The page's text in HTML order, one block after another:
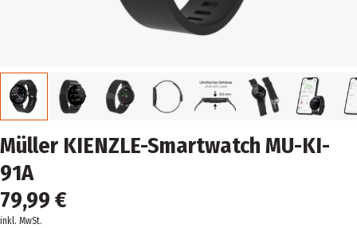
Müller KIENZLE-Smartwatch MU-KI-
91A
79,99 €
inkl. MwSt.